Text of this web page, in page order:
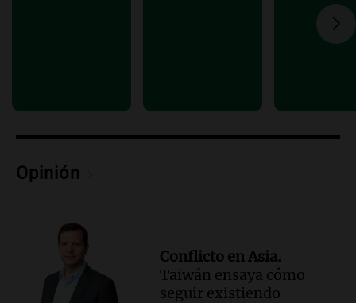
Manifestación en Rosario contra
la ley de Propiedad Privada debatida en
Luis Juez cuestionó la polémica
relato mentiroso"
Episodios
Opinión
Conflicto en Asia.
Taiwán ensaya cómo
seguir existiendo